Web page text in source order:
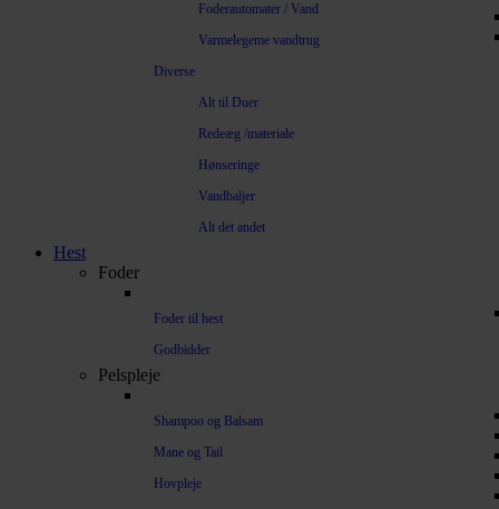
Foderautomater / Vand
Varmelegeme vandtrug
Diverse
Alt til Duer
Redeæg /materiale
Hønseringe
Vandbaljer
Alt det andet
Hest
Foder
Foder til hest
Godbidder
Pelspleje
Shampoo og Balsam
Mane og Tail
Hovpleje